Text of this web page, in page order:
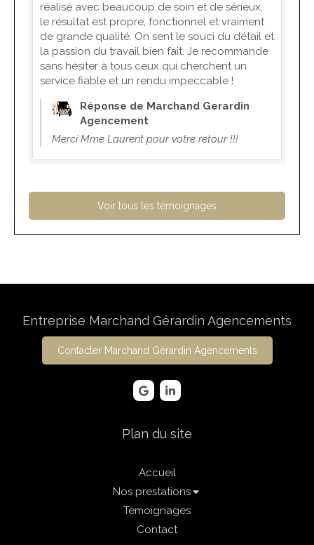
réalisé avec beaucoup de soin et de sérieux,
le résultat est propre, fonctionnel et vraiment
de grande qualité. On sent le souci du détail et
la passion du travail bien fait. Je recommande
sans hésiter à tous ceux qui cherchent un
service fiable et un rendu impeccable !
Réponse de Marchand Gerardin
Agencement
Merci Mme Laurent pour votre retour !!!
Voir tous les témoignages
Entreprise Marchand Gérardin Agencements
Contacter Marchand Gérardin Agencements
Plan du site
Accueil
Nos prestations
Témoignages
Contact